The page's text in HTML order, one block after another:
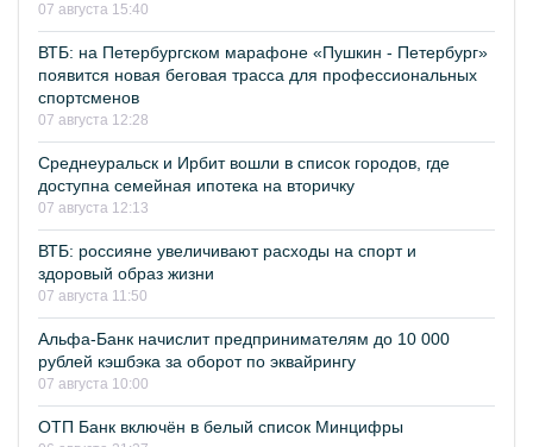
07 августа 15:40
ВТБ: на Петербургском марафоне «Пушкин - Петербург»
появится новая беговая трасса для профессиональных
спортсменов
07 августа 12:28
Среднеуральск и Ирбит вошли в список городов, где
доступна семейная ипотека на вторичку
07 августа 12:13
ВТБ: россияне увеличивают расходы на спорт и
здоровый образ жизни
07 августа 11:50
Альфа-Банк начислит предпринимателям до 10 000
рублей кэшбэка за оборот по эквайрингу
07 августа 10:00
ОТП Банк включён в белый список Минцифры